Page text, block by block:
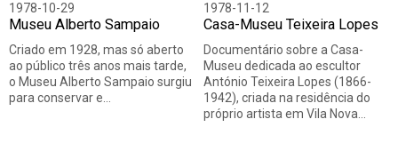
1978-10-29
Museu Alberto Sampaio
Criado em 1928, mas só aberto
ao público três anos mais tarde,
o Museu Alberto Sampaio surgiu
para conservar e…
1978-11-12
Casa-Museu Teixeira Lopes
Documentário sobre a Casa-
Museu dedicada ao escultor
António Teixeira Lopes (1866-
1942), criada na residência do
próprio artista em Vila Nova…